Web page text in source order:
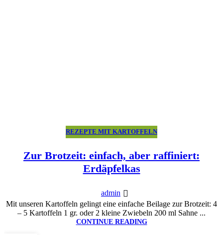
REZEPTE MIT KARTOFFELN
Zur Brotzeit: einfach, aber raffiniert:
Erdäpfelkas
admin
Mit unseren Kartoffeln gelingt eine einfache Beilage zur Brotzeit: 4
– 5 Kartoffeln 1 gr. oder 2 kleine Zwiebeln 200 ml Sahne ...
CONTINUE READING